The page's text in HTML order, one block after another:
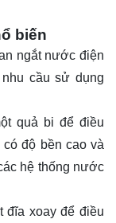
biến
ngắt nước điện
cầu sử dụng
quả bi để điều
độ bền cao và
hệ thống nước
đĩa xoay để điều